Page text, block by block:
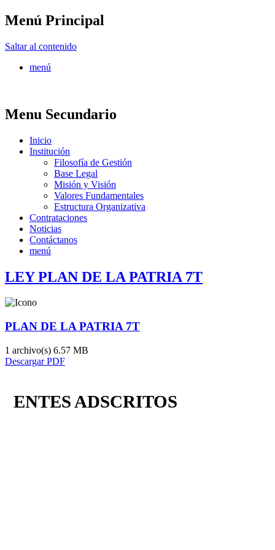
Menú Principal
Saltar al contenido
menú
Menu Secundario
Inicio
Institución
Filosofía de Gestión
Base Legal
Misión y Visión
Valores Fundamentales
Estructura Organizativa
Contrataciones
Noticias
Contáctanos
menú
LEY PLAN DE LA PATRIA 7T
PLAN DE LA PATRIA 7T
1 archivo(s) 6.57 MB
Descargar PDF
ENTES ADSCRITOS